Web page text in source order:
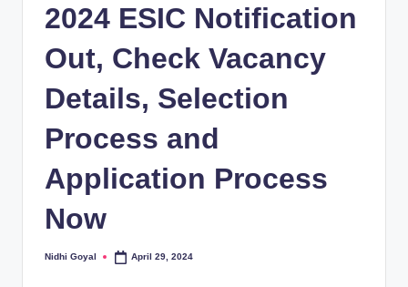
2024 ESIC Notification
Out, Check Vacancy
Details, Selection
Process and
Application Process
Now
Posted
Nidhi Goyal April 29, 2024